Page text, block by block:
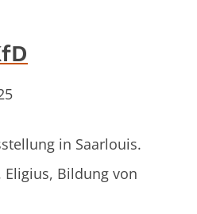
in Saarlouis.
Bildung von